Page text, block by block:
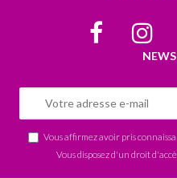
Vous affirmez avoir pris
Vous disposez d'un droit